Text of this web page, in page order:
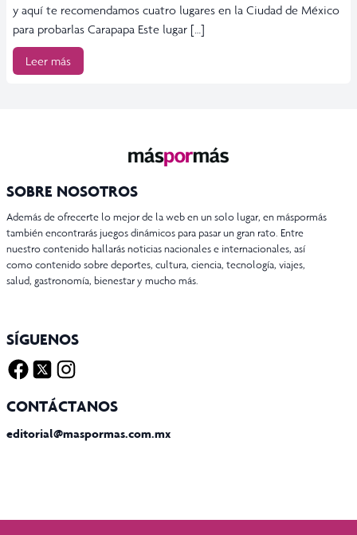
y aquí te recomendamos cuatro lugares en la Ciudad de México
para probarlas Carapapa Este lugar […]
Leer más
SOBRE NOSOTROS
Además de ofrecerte lo mejor de la web en un solo lugar, en máspormás
también encontrarás juegos dinámicos para pasar un gran rato. Entre
nuestro contenido hallarás noticias nacionales e internacionales, así
como contenido sobre deportes, cultura, ciencia, tecnología, viajes,
salud, gastronomía, bienestar y mucho más.
SÍGUENOS
CONTÁCTANOS
editorial@maspormas.com.mx